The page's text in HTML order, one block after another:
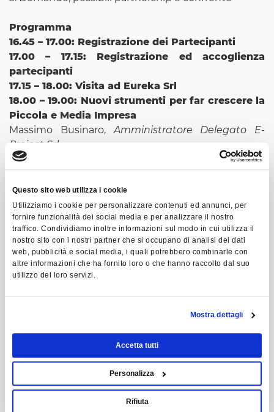
Questo sito web utilizza i cookie
Utilizziamo i cookie per personalizzare contenuti ed annunci, per
fornire funzionalità dei social media e per analizzare il nostro
traffico. Condividiamo inoltre informazioni sul modo in cui utilizza il
nostro sito con i nostri partner che si occupano di analisi dei dati
web, pubblicità e social media, i quali potrebbero combinarle con
altre informazioni che ha fornito loro o che hanno raccolto dal suo
utilizzo dei loro servizi.
Mostra dettagli
Accetta tutti
Personalizza
Rifiuta
Programma
16.45 – 17.00: Registrazione dei Partecipanti
17.00 – 17.15: Registrazione ed accoglienza
partecipanti
17.15 – 18.00: Visita ad Eureka Srl
18.00 – 19.00: Nuovi strumenti per far crescere la
Piccola e Media Impresa
Massimo Businaro, Amministratore Delegato E-
Project Srl
Marco Crasnich,
Francesco Culos,Account Relationship Leader
auxiell
Dario Favaretto, CEO & Project Manager MULTI
LEVEL Consulting Srl
Antonio Loborgo,Territory Business Manager Cisco
Italia
Claudio Morbi,Amministratore Delegato Stain Srl
19.00 – 19.45: Esperienze Aziendali
Purchasing Manager Eureka Srl
Fabio Maggio,IT Manager Bedeschi SpA
Presidente IMESA SpA
Conduttori:
Edoardo Antonino,Responsabile Eventi Salone
d’Impresa SpA